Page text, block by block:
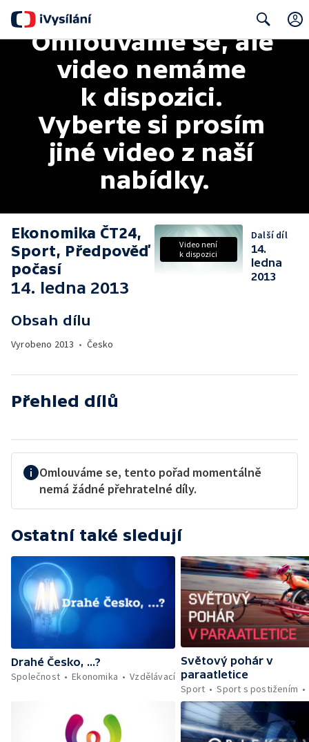
Search
Omlouváme se, ale
video nemáme
k dispozici.
Vyberte si prosím
jiné video z naší
nabídky.
Ekonomika ČT24,
Sport, Předpověď
počasí
14. ledna 2013
Obsah dílu
Vyrobeno 2013 • Česko
Video není
k dispozici
Další díl
14.
ledna
2013
Přehled dílů
Omlouváme se, tento pořad momentálně
nemá žádné přehratelné díly.
Ostatní také sledují
Drahé Česko, ...?
Společnost
Ekonomika Vzdělávací
Světový pohár v
paraatletice
Sport
Sport s postižením